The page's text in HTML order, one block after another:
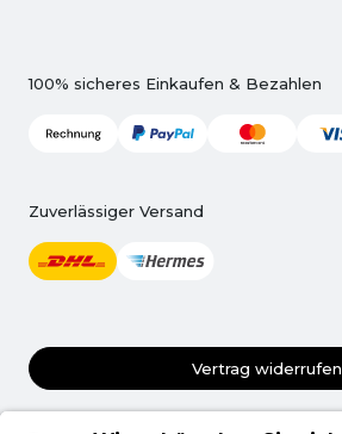
100% sicheres Einkaufen & Bezahlen
Zuverlässiger Versand
Vertrag widerrufen